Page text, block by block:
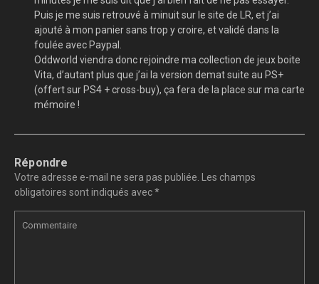
Puis je me suis retrouvé à minuit sur le site de LR, et j’ai
ajouté à mon panier sans trop y croire, et validé dans la
foulée avec Paypal.
Oddworld viendra donc rejoindre ma collection de jeux boite
Vita, d’autant plus que j’ai la version demat suite au PS+
(offert sur PS4 + cross-buy), ça fera de la place sur ma carte
mémoire !
Répondre
Votre adresse e-mail ne sera pas publiée. Les champs
obligatoires sont indiqués avec*